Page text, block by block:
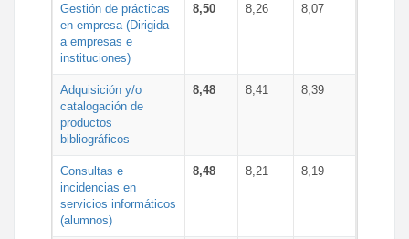
Gestión de prácticas
en empresa (Dirigida
a empresas e
instituciones)
8,50 8,26 8,07
Adquisición y/o
catalogación de
productos
bibliográficos
8,48 8,41 8,39
Consultas e
incidencias en
servicios informáticos
(alumnos)
8,48 8,21 8,19